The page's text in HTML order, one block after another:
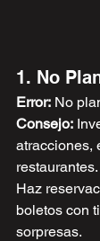
1. No
Error: No
Consejo:
atracciones,
restaurantes.
Haz
boletos con
sorpresas.